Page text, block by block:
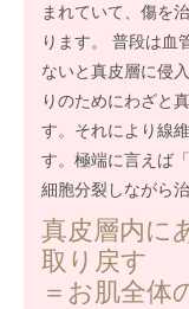
まれていて、傷を
ります。 普段は血
ないと真皮層に侵
りのためにわざと
す。それにより線
す。極端に言えば
細胞分裂しながら
真皮層内に
取り戻す
＝お肌全体